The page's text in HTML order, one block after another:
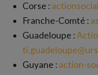
Corse :
Franche-Comté :
Guadeloupe :
Guyane : action-